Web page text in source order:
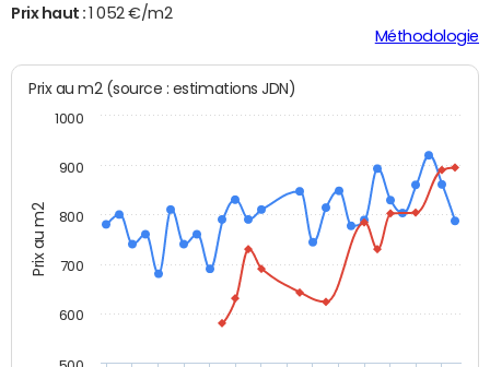
Prix haut :
1 052 €/m2
Méthodologie
Prix au m2
Prix au m2 (source : estimations JDN)
600
700
800
900
1000